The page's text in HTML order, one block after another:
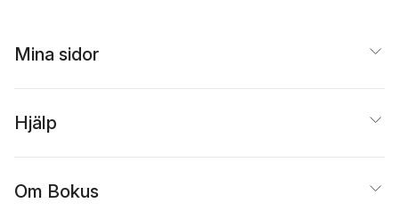
Mina sidor
Hjälp
Om Bokus